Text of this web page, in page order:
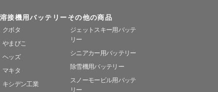
溶接機用バッテリー
クボタ
やまびこ
ヘッズ
マキタ
キシデン工業
その他の商品
ジェットスキー用バッテ
リー
シニアカー用バッテリー
除雪機用バッテリー
スノーモービル用バッテ
リー